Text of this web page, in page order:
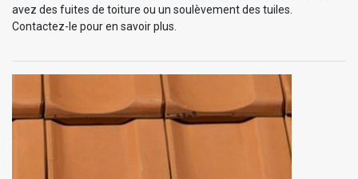
avez des fuites de toiture ou un soulèvement des tuiles.
Contactez-le pour en savoir plus.